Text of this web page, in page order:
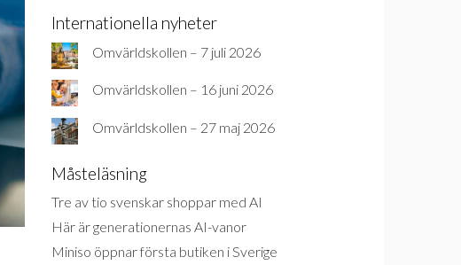
Internationella nyheter
Omvärldskollen – 7 juli 2026
Omvärldskollen – 16 juni 2026
Omvärldskollen – 27 maj 2026
Måsteläsning
Tre av tio svenskar shoppar med AI
Här är generationernas AI-vanor
Miniso öppnar första butiken i Sverige